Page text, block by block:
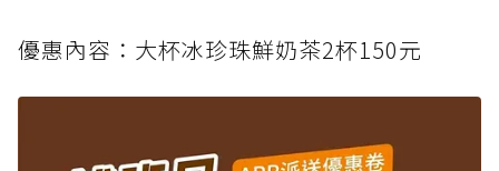
優惠內容：大杯冰珍珠鮮奶茶2杯150元